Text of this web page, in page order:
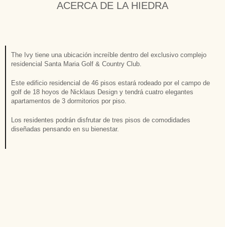
ACERCA DE LA HIEDRA
The Ivy tiene una ubicación increíble dentro del exclusivo complejo
residencial Santa Maria Golf & Country Club.
Este edificio residencial de 46 pisos estará rodeado por el campo de
golf de 18 hoyos de Nicklaus Design y tendrá cuatro elegantes
apartamentos de 3 dormitorios por piso.
Los residentes podrán disfrutar de tres pisos de comodidades
diseñadas pensando en su bienestar.